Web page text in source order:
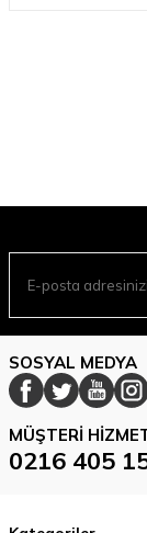
SOSYAL MEDYA
MÜŞTERI
0216 405